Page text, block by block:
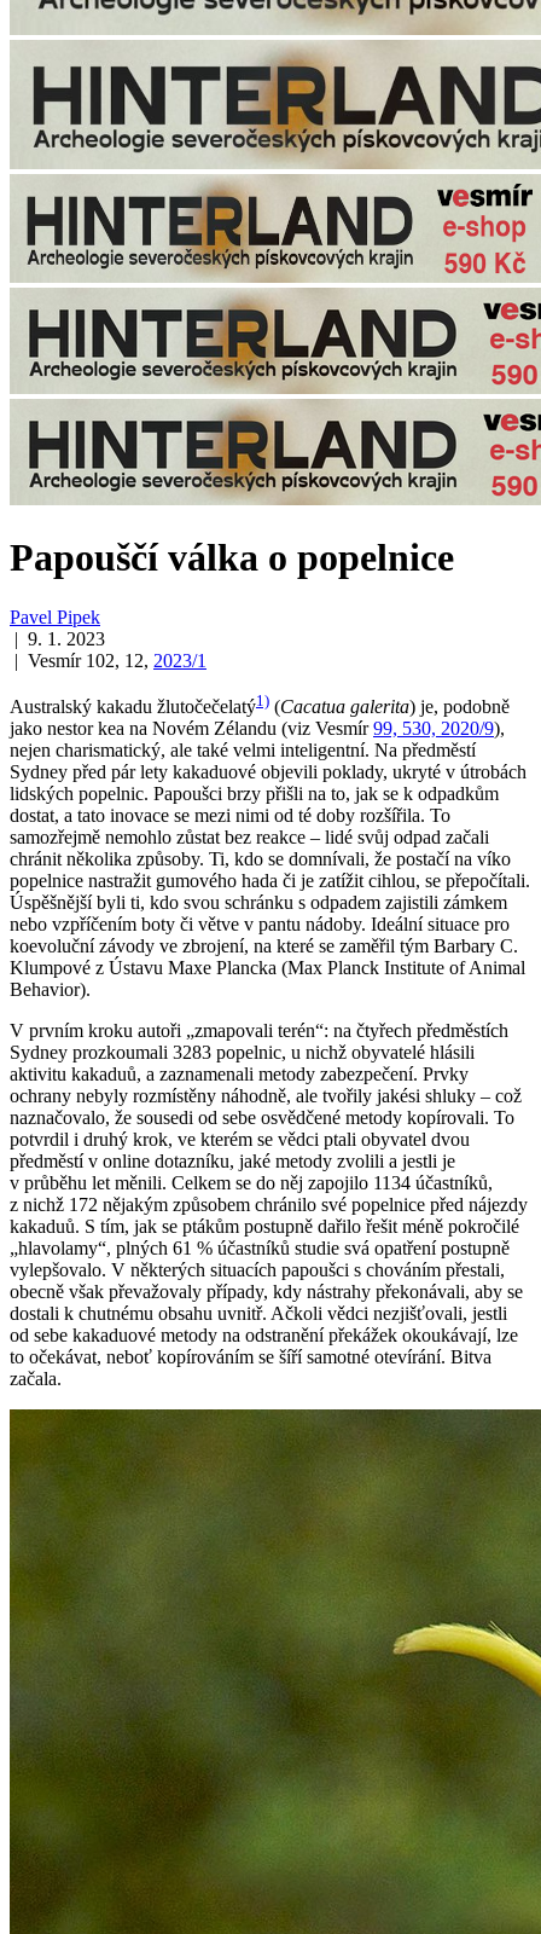
Papouščí válka o popelnice
Pavel Pipek
| 9. 1. 2023
| Vesmír 102, 12, 2023/1
Australský kakadu žlutočečelatý1) (Cacatua galerita) je, podobně
jako nestor kea na Novém Zélandu (viz Vesmír99, 530, 2020/9),
nejen charismatický, ale také velmi inteligentní. Na předměstí
Sydney před pár lety kakaduové objevili poklady, ukryté v útrobách
lidských popelnic. Papoušci brzy přišli na to, jak se k odpadkům
dostat, a tato inovace se mezi nimi od té doby rozšířila. To
samozřejmě nemohlo zůstat bez reakce – lidé svůj odpad začali
chránit několika způsoby. Ti, kdo se domnívali, že postačí na víko
popelnice nastražit gumového hada či je zatížit cihlou, se přepočítali.
Úspěšnější byli ti, kdo svou schránku s odpadem zajistili zámkem
nebo vzpříčením boty či větve v pantu nádoby. Ideální situace pro
koevoluční závody ve zbrojení, na které se zaměřil tým Barbary C.
Klumpové z Ústavu Maxe Plancka (Max Planck Institute of Animal
Behavior).
V prvním kroku autoři „zmapovali terén“: na čtyřech předměstích
Sydney prozkoumali 3283 popelnic, u nichž obyvatelé hlásili
aktivitu kakaduů, a zaznamenali metody zabezpečení. Prvky
ochrany nebyly rozmístěny náhodně, ale tvořily jakési shluky – což
naznačovalo, že sousedi od sebe osvědčené metody kopírovali. To
potvrdil i druhý krok, ve kterém se vědci ptali obyvatel dvou
předměstí v online dotazníku, jaké metody zvolili a jestli je
v průběhu let měnili. Celkem se do něj zapojilo 1134 účastníků,
z nichž 172 nějakým způsobem chránilo své popelnice před nájezdy
kakaduů. S tím, jak se ptákům postupně dařilo řešit méně pokročilé
„hlavolamy“, plných 61 % účastníků studie svá opatření postupně
vylepšovalo. V některých situacích papoušci s chováním přestali,
obecně však převažovaly případy, kdy nástrahy překonávali, aby se
dostali k chutnému obsahu uvnitř. Ačkoli vědci nezjišťovali, jestli
od sebe kakaduové metody na odstranění překážek okoukávají, lze
to očekávat, neboť kopírováním se šíří samotné otevírání. Bitva
začala.